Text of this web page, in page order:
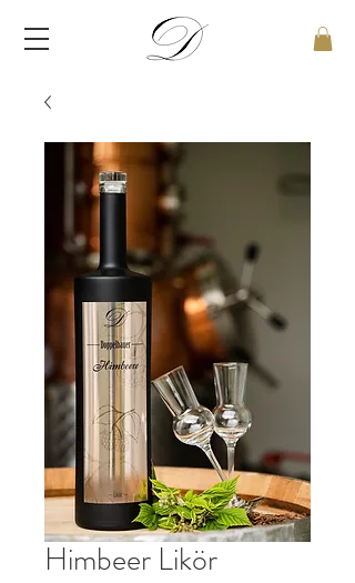
Himbeer Likör